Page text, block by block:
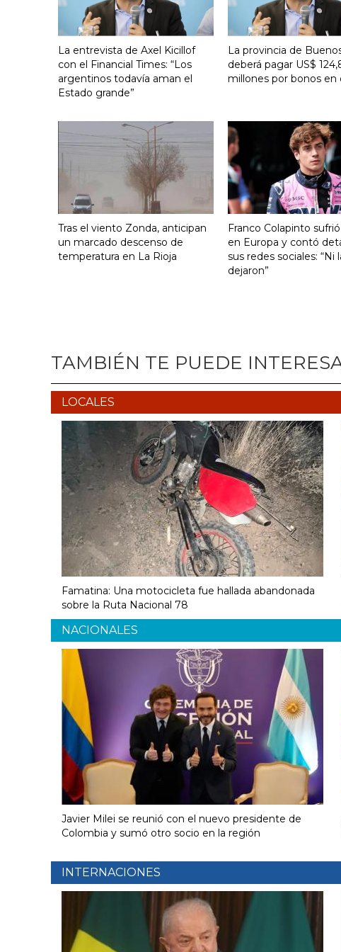
La entrevista de Axel Kicillof
con el Financial Times: “Los
argentinos todavía aman el
Estado grande”
La provincia de
deberá pagar US$
millones por bonos en
Tras el viento Zonda, anticipan
un marcado descenso de
temperatura en La Rioja
Franco Colapinto
en Europa y contó
sus redes sociales: “Ni
dejaron”
TAMBIÉN TE PUEDE
LOCALES
Famatina: Una motocicleta fue hallada abandonada
sobre la Ruta Nacional 78
NACIONALES
Javier Milei se reunió con el nuevo presidente de
Colombia y sumó otro socio en la región
INTERNACIONES